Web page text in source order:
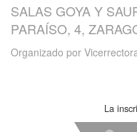
SALAS GOYA Y
PARAÍSO, 4,
Organizado por
La